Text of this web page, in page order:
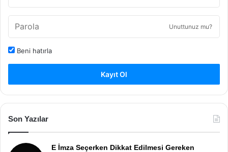
Unuttunuz mu?
Beni hatırla
Kayıt Ol
Son Yazılar
E İmza Seçerken Dikkat Edilmesi Gereken